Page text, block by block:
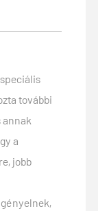
további
a
jobb